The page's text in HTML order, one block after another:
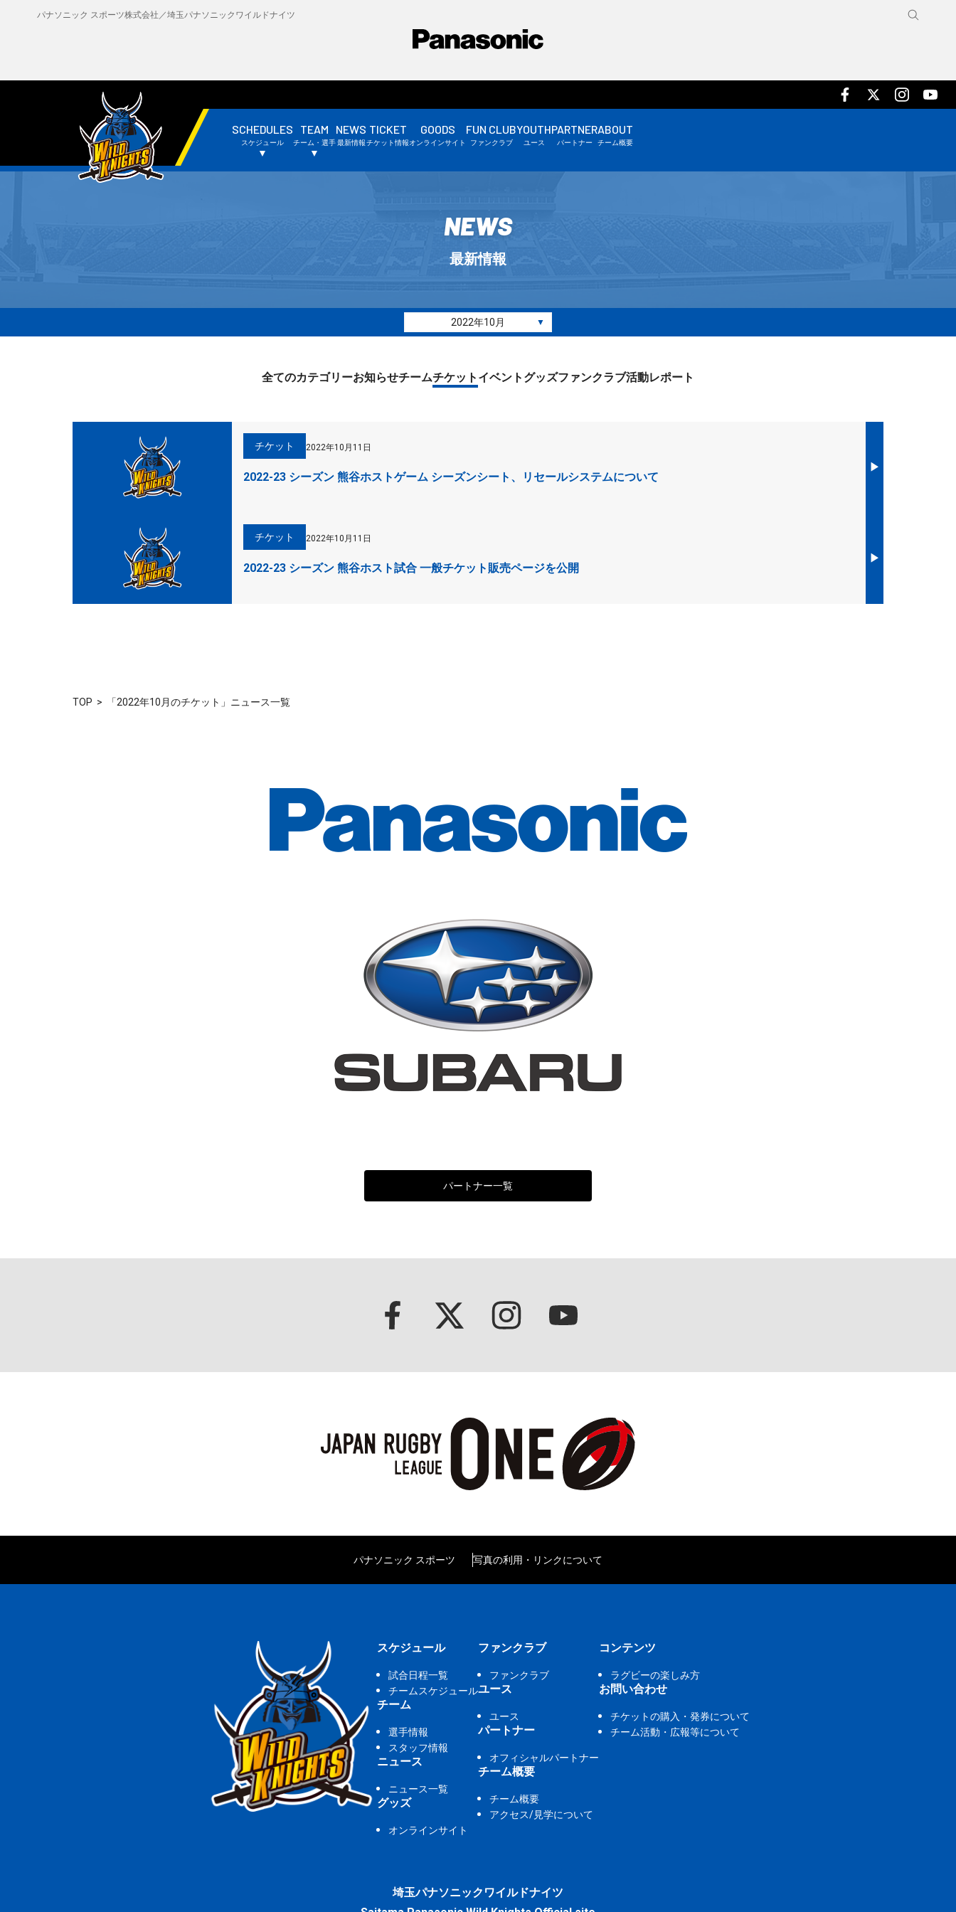
パナソニック スポーツ株式会社／埼玉パナソニックワイルドナイツ
SCHEDULES
スケジュール
▼
TEAM
チーム・選手
▼
NEWS
最新情報
TICKET
チケット情報
GOODS
オンラインサイト
FUN CLUB
ファンクラブ
YOUTH
ユース
PARTNER
パートナー
ABOUT
チーム概要
・試合日程・結果
・チームスケジュール
・選手情報
・スタッフ情報
NEWS
最新情報
2022年10月 ▼
全てのカテゴリーお知らせチームチケット イベント グッズファンクラブ活動レポート
チケット 2022年10月11日
2022-23 シーズン 熊谷ホストゲーム シーズンシート、リセールシステムについて
▶︎
チケット 2022年10月11日
2022-23 シーズン 熊谷ホスト試合 一般チケット販売ページを公開
▶︎
TOP 「2022年10月のチケット」ニュース一覧
パートナー一覧
パナソニック スポーツ 写真の利用・リンクについて
スケジュール
試合日程一覧
チームスケジュール
チーム
選手情報
スタッフ情報
ニュース
ニュース一覧
グッズ
オンラインサイト
ファンクラブ
ファンクラブ
ユース
ユース
パートナー
オフィシャルパートナー
チーム概要
チーム概要
アクセス/見学について
コンテンツ
ラグビーの楽しみ方
お問い合わせ
チケットの購入・発券について
チーム活動・広報等について
埼玉パナソニックワイルドナイツ